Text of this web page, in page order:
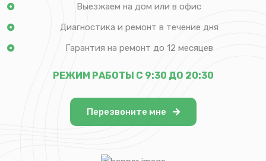
Выезжаем на дом или в офис
Диагностика и ремонт в течение дня
Гарантия на ремонт до 12 месяцев
РЕЖИМ РАБОТЫ С 9:30 ДО 20:30
Перезвоните мне